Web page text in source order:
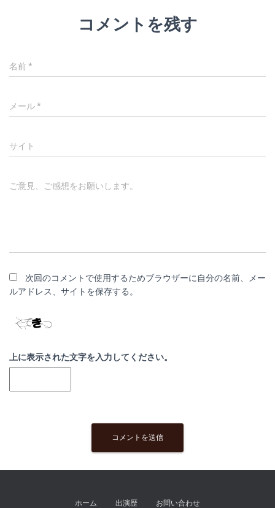
コメントを残す
名前*
メール*
サイト
ご意見、ご感想をお願いします。
次回のコメントで使用するためブラウザーに自分の名前、メー
ルアドレス、サイトを保存する。
上に表示された文字を入力してください。
ホーム 出演歴 お問い合わせ